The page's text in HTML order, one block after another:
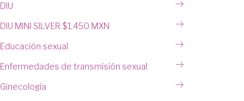
DIU
DIU MINI SILVER $1,450 MXN
Educación sexual
Enfermedades de transmisión sexual
Ginecología